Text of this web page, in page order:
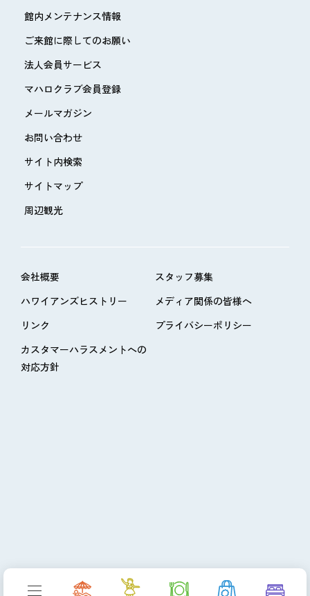
館内メンテナンス情報
ご来館に際してのお願い
法人会員サービス
マハロクラブ会員登録
メールマガジン
お問い合わせ
サイト内検索
サイトマップ
周辺観光
会社概要
スタッフ募集
ハワイアンズヒストリー
メディア関係の皆様へ
リンク
プライバシーポリシー
カスタマーハラスメントへの
対応方針